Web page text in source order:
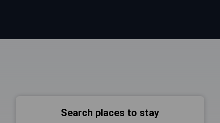
Search places to stay